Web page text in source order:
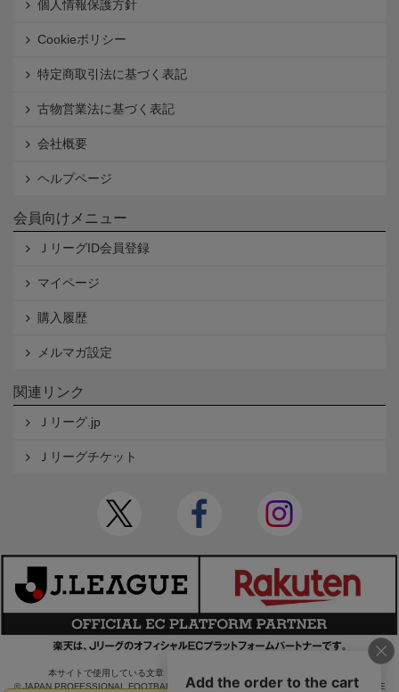
個人情報保護方針
Cookieポリシー
特定商取引法に基づく表記
古物営業法に基づく表記
会社概要
ヘルプページ
会員向けメニュー
ＪリーグID会員登録
マイページ
購入履歴
メルマガ設定
関連リンク
Ｊリーグ.jp
Ｊリーグチケット
本サイトで使用している文章・画像等の無断での複製・転載を禁止します。
© JAPAN PROFESSIONAL FOOTBALL LEAGUE Rakuten Group, Inc. ALL RIGHTS RE